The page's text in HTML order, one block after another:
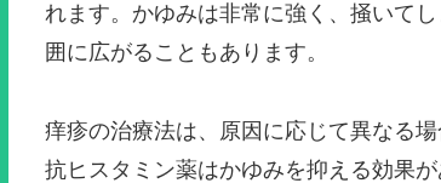
れます。かゆみは非常に強く、掻いて
囲に広がることもあります。
痒疹の治療法は、原因に応じて異なる
抗ヒスタミン薬はかゆみを抑える効果